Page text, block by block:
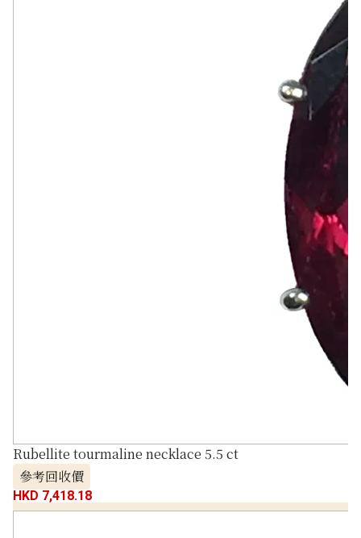
Rubellite tourmaline necklace 5.5 ct
參考回收價
HKD 7,418.18